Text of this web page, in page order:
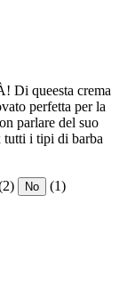
Di queesta crema
perfetta per la
parlare del suo
tutti i tipi di barba
No (1)